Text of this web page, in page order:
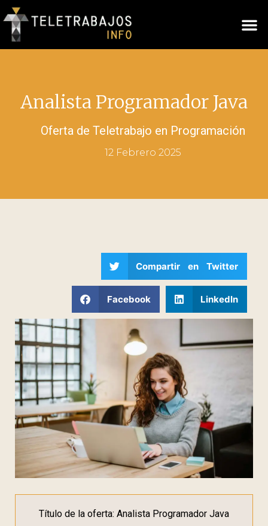
Analista Programador Java
Oferta de Teletrabajo en Programación
12 Febrero 2025
Compartir en Twitter
Facebook LinkedIn
Título de la oferta: Analista Programador Java